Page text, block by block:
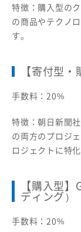
特徴：購入型の
の商品やテクノ
す。
【寄付型
手数料：20%
特徴：朝日新聞
の両方のプロジ
ロジェクトに特
【購入型
ディング）
手数料：20%